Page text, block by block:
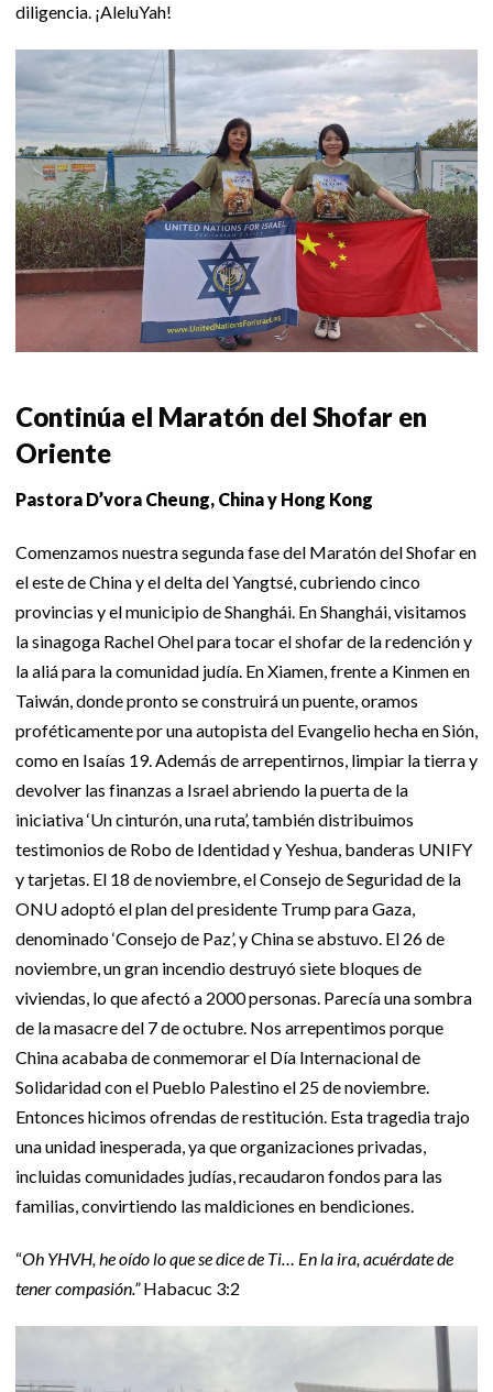
diligencia. ¡AleluYah!
Continúa el Maratón del Shofar en
Oriente
Pastora D’vora Cheung, China y Hong Kong
Comenzamos nuestra segunda fase del Maratón del Shofar en
el este de China y el delta del Yangtsé, cubriendo cinco
provincias y el municipio de Shanghái. En Shanghái, visitamos
la sinagoga Rachel Ohel para tocar el shofar de la redención y
la aliá para la comunidad judía. En Xiamen, frente a Kinmen en
Taiwán, donde pronto se construirá un puente, oramos
proféticamente por una autopista del Evangelio hecha en Sión,
como en Isaías 19. Además de arrepentirnos, limpiar la tierra y
devolver las finanzas a Israel abriendo la puerta de la
iniciativa ‘Un cinturón, una ruta’, también distribuimos
testimonios de Robo de Identidad y Yeshua, banderas UNIFY
y tarjetas. El 18 de noviembre, el Consejo de Seguridad de la
ONU adoptó el plan del presidente Trump para Gaza,
denominado ‘Consejo de Paz’, y China se abstuvo. El 26 de
noviembre, un gran incendio destruyó siete bloques de
viviendas, lo que afectó a 2000 personas. Parecía una sombra
de la masacre del 7 de octubre. Nos arrepentimos porque
China acababa de conmemorar el Día Internacional de
Solidaridad con el Pueblo Palestino el 25 de noviembre.
Entonces hicimos ofrendas de restitución. Esta tragedia trajo
una unidad inesperada, ya que organizaciones privadas,
incluidas comunidades judías, recaudaron fondos para las
familias, convirtiendo las maldiciones en bendiciones.
“Oh YHVH, he oído lo que se dice de Ti… En la ira, acuérdate de
tener compasión.”Habacuc 3:2